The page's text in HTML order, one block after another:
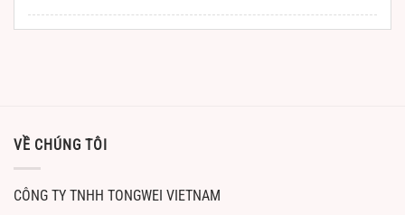
VỀ CHÚNG TÔI
CÔNG TY TNHH TONGWEI VIETNAM